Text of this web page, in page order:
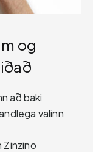
og
að baki
valinn